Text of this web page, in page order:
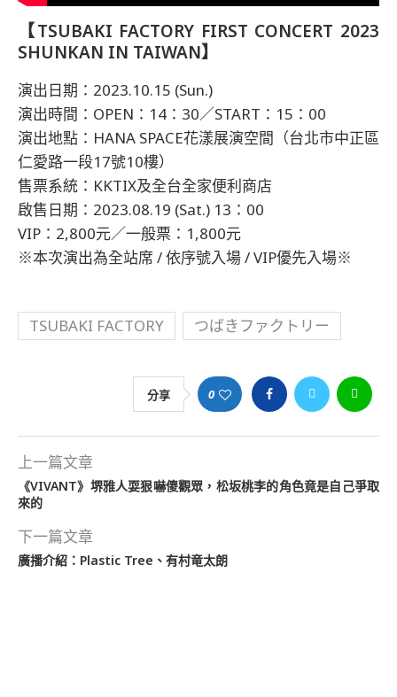
【TSUBAKI FACTORY FIRST CONCERT 2023
SHUNKAN IN TAIWAN】
演出日期：2023.10.15 (Sun.)
演出時間：OPEN：14：30／START：15：00
演出地點：HANA SPACE花漾展演空間（台北市中正區
仁愛路一段17號10樓）
售票系統：KKTIX及全台全家便利商店
啟售日期：2023.08.19 (Sat.) 13：00
VIP：2,800元／一般票：1,800元
※本次演出為全站席 / 依序號入場 / VIP優先入場※
TSUBAKI FACTORY つばきファクトリー
分享 0
上一篇文章
《VIVANT》堺雅人耍狠嚇傻觀眾，松坂桃李的角色竟是自己爭取
來的
下一篇文章
廣播介紹：Plastic Tree、有村竜太朗